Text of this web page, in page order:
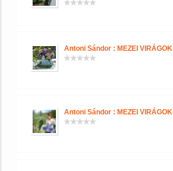
Antoni Sándor : MEZEI VIRÁGOK
Antoni Sándor : MEZEI VIRÁGOK